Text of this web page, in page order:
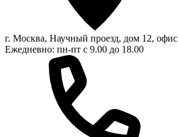
г. Москва, Научный проезд, дом 12, офис
Ежедневно: пн-пт с 9.00 до 18.00